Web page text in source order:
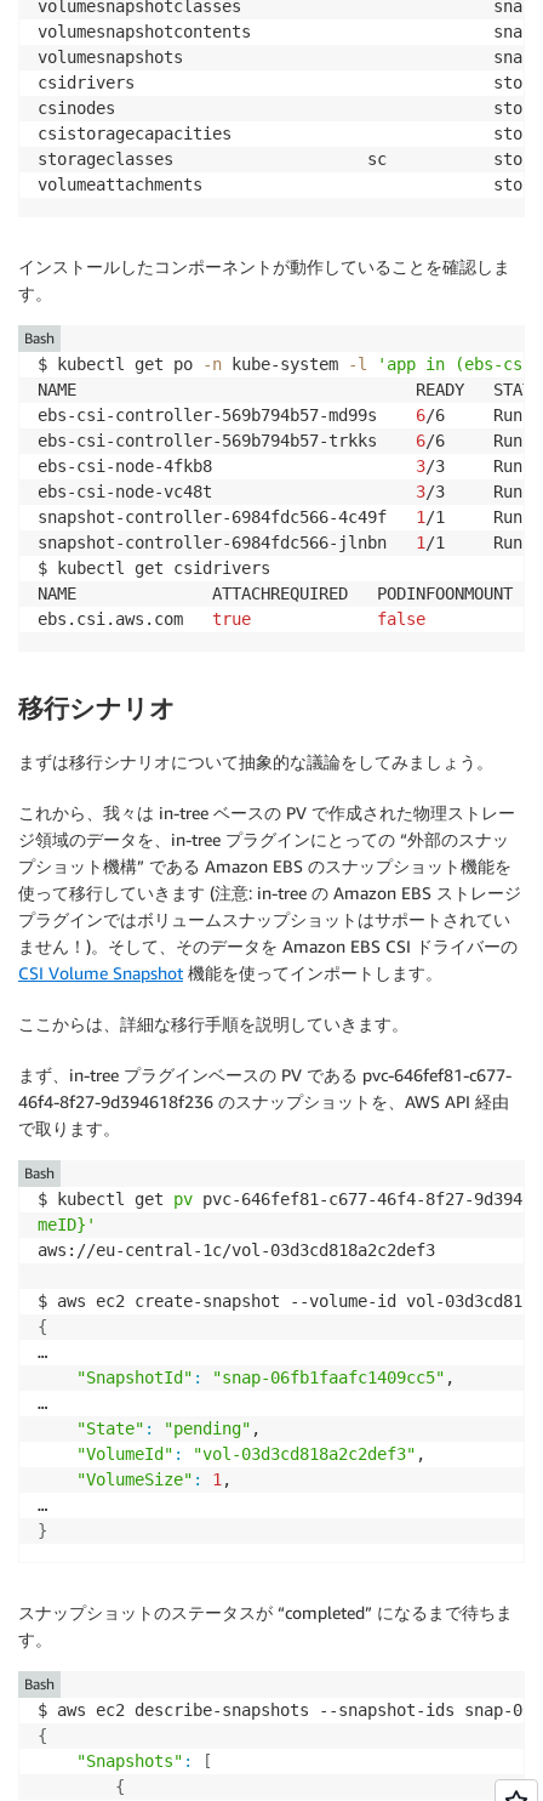
volumesnapshotclasses
volumesnapshotcontents
volumesnapshots
csidrivers
csinodes
csistoragecapacities
storageclasses                    sc
volumeattachments
インストールしたコンポーネントが動作していることを確認しま
す。
$ kubectl get po -n kube-system -l
'app in (ebs-
NAME                                   READY   STATUS
ebs-csi-controller-569b794b57-md99s 6/6
ebs-csi-controller-569b794b57-trkks 6/6
ebs-csi-node-4fkb8 3/3
ebs-csi-node-vc48t 3/3
snapshot-controller-6984fdc566-4c49f 1 /1
snapshot-controller-6984fdc566-jlnbn 1 /1
$ kubectl get csidrivers
NAME              ATTACHREQUIRED   PODINFOONMOUNT
ebs.csi.aws.com true false
Bash
移行シナリオ
まずは移行シナリオについて抽象的な議論をしてみましょう。
これから、我々は in-tree ベースの PV で作成された物理ストレー
ジ領域のデータを、in-tree プラグインにとっての “外部のスナッ
プショット機構” である Amazon EBS のスナップショット機能を
使って移行していきます (注意: in-tree の Amazon EBS ストレージ
プラグインではボリュームスナップショットはサポートされてい
ません！)。そして、そのデータを Amazon EBS CSI ドライバーの
CSI Volume Snapshot 機能を使ってインポートします。
ここからは、詳細な移行手順を説明していきます。
まず、in-tree プラグインベースの PV である pvc-646fef81-c677-
46f4-8f27-9d394618f236 のスナップショットを、AWS API 経由
で取ります。
$ kubectl get pv pvc-646fef81-c677-46f4-8f27-
meID}'
aws://eu-central-1c/vol-03d3cd818a2c2def3
$ aws ec2 create-snapshot --volume-id vol-
{
…
"SnapshotId" : "snap-06fb1faafc1409cc5" ,
…
"State" : "pending" ,
"VolumeId" : "vol-03d3cd818a2c2def3" ,
"VolumeSize" : 1,
}
Bash
スナップショットのステータスが “completed” になるまで待ちま
す。
{
"Snapshots" :
[
{
Bash